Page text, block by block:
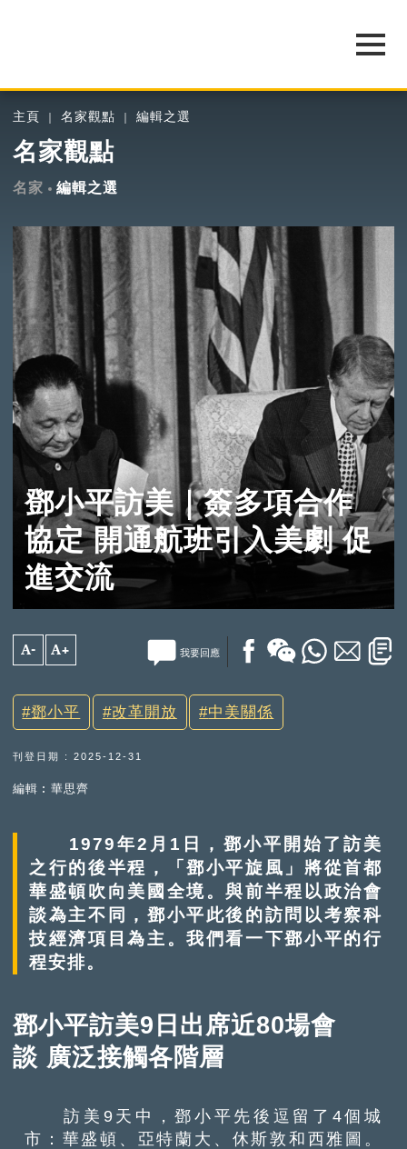
主頁 名家觀點 編輯之選
名家觀點
名家 編輯之選
鄧小平訪美｜簽多項合作
協定 開通航班引入美劇 促
進交流
A- A+ 我要回應
鄧小平 改革開放 中美關係
刊登日期 : 2025-12-31
編輯︰華思齊
1979年2月1日，鄧小平開始了訪美
之行的後半程，「鄧小平旋風」將從首都
華盛頓吹向美國全境。與前半程以政治會
談為主不同，鄧小平此後的訪問以考察科
技經濟項目為主。我們看一下鄧小平的行
程安排。
鄧小平訪美9日出席近80場會
談 廣泛接觸各階層
訪美9天中，鄧小平先後逗留了4個城
市：華盛頓、亞特蘭大、休斯敦和西雅圖。